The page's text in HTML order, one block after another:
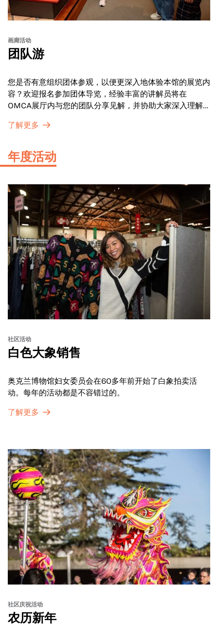
画廊活动
团队游
您是否有意组织团体参观，以便更深入地体验本馆的展览内
容？欢迎报名参加团体导览，经验丰富的讲解员将在
OMCA展厅内与您的团队分享见解，并协助大家深入理解
了解更多
年度活动
社区活动
白色大象销售
奥克兰博物馆妇女委员会在60多年前开始了白象拍卖活
动。每年的活动都是不容错过的。
了解更多
社区庆祝活动
农历新年